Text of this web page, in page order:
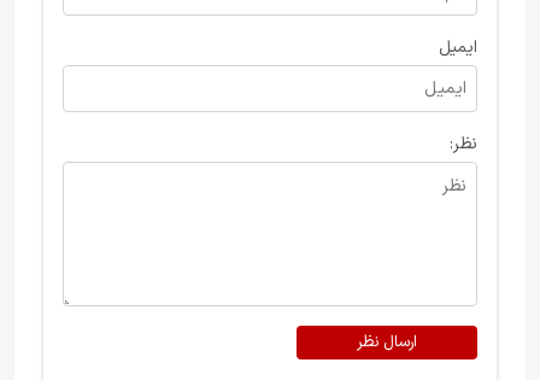
ایمیل
نظر:
ارسال نظر